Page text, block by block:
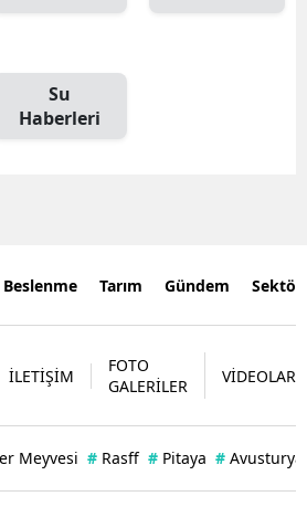
Su
Haberleri
Beslenme Tarım Gündem
İLETİŞİM
FOTO
GALERİLER
VİDEOLAR
Meyvesi # Rasff # Pitaya # Avusturya